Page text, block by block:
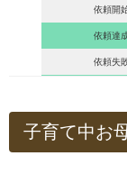
依頼開
依頼達
依頼失
子育て中お